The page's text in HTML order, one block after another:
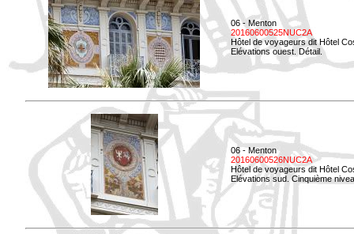
06 - Menton
20160600525NUC2A
Hôtel de voyageurs dit Hôtel
Elévations ouest. Détail.
06 - Menton
20160600526NUC2A
Hôtel de voyageurs dit Hôtel
Elévations sud. Cinquième